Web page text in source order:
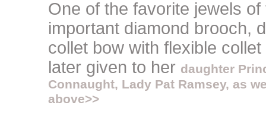
One of the favorite jewels
important diamond brooch,
collet bow with flexible
later given to her daughter
Connaught, Lady Pat Ramsey, as
above>>